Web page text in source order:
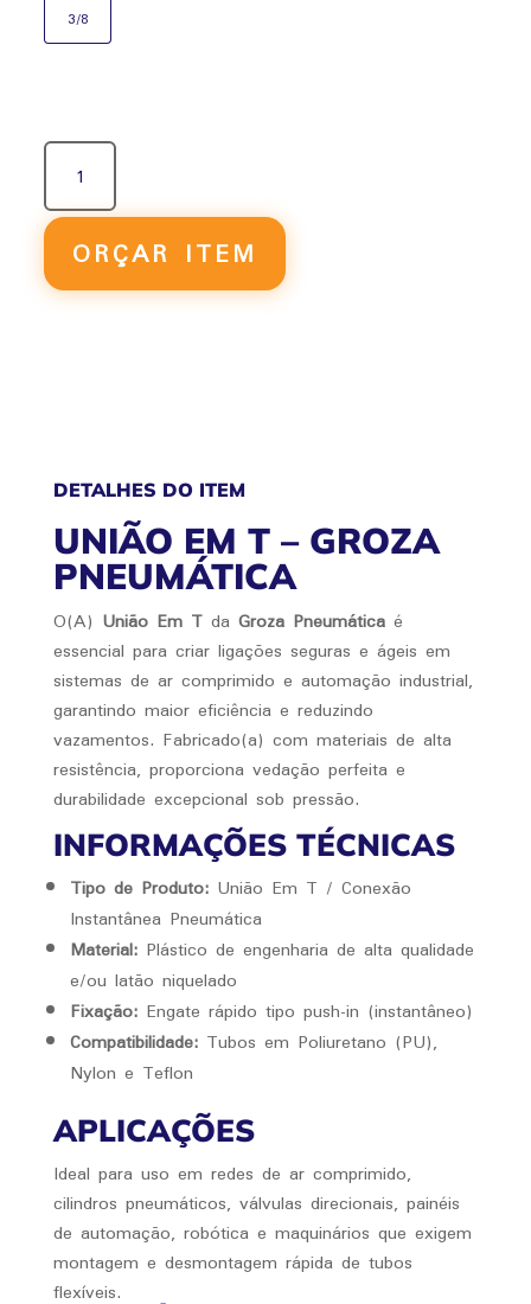
3/8
UNIÃO
T
QUANTIDADE
ORÇAR ITEM
DETALHES DO ITEM
UNIÃO EM T – GROZA
PNEUMÁTICA
O(A) União Em Tda Groza Pneumáticaé
essencial para criar ligações seguras e ágeis em
sistemas de ar comprimido e automação industrial,
garantindo maior eficiência e reduzindo
vazamentos. Fabricado(a) com materiais de alta
resistência, proporciona vedação perfeita e
durabilidade excepcional sob pressão.
INFORMAÇÕES TÉCNICAS
Tipo de Produto:União Em T / Conexão
Instantânea Pneumática
Material:Plástico de engenharia de alta qualidade
e/ou latão niquelado
Fixação:Engate rápido tipo push-in (instantâneo)
Compatibilidade:Tubos em Poliuretano (PU),
Nylon e Teflon
APLICAÇÕES
Ideal para uso em redes de ar comprimido,
cilindros pneumáticos, válvulas direcionais, painéis
de automação, robótica e maquinários que exigem
montagem e desmontagem rápida de tubos
flexíveis.